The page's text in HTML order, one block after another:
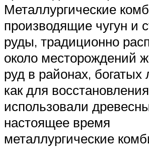
Металлургические
производящие чугун и
руды, традиционно
около месторождений
руд в районах, богатых
как для
использовали
настоящее время
металлургические